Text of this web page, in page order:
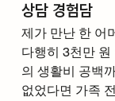
상담 경험담
제가 만난 한 어
다행히 3천만
의 생활비 공백
없었다면 가족